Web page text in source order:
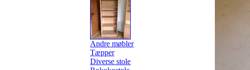
Andre møbler
Tæpper
Diverse stole